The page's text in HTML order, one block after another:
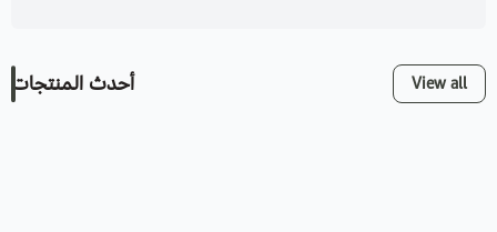
أحدث المنتجات View all